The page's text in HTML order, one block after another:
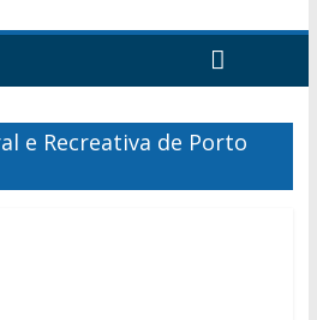
e Recreativa de Porto